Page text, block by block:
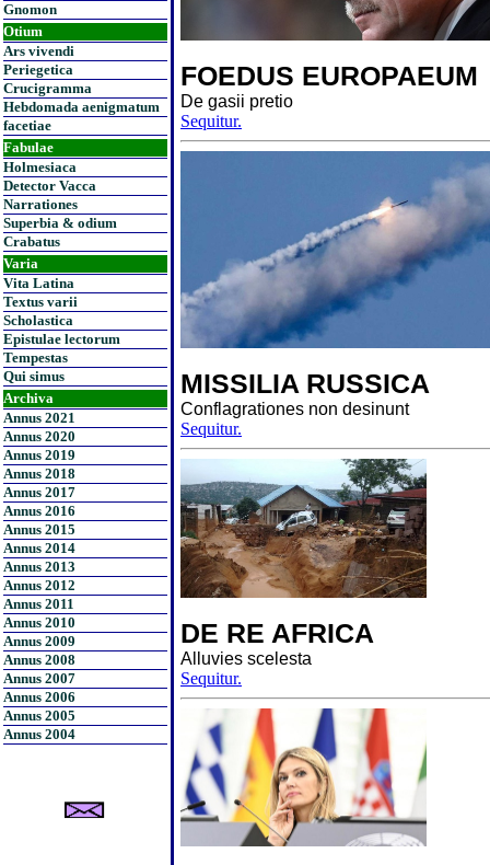
Gnomon
Otium
Ars vivendi
Periegetica
Crucigramma
Hebdomada aenigmatum
facetiae
Fabulae
Holmesiaca
Detector Vacca
Narrationes
Superbia & odium
Crabatus
Varia
Vita Latina
Textus varii
Scholastica
Epistulae lectorum
Tempestas
Qui simus
Archiva
Annus 2021
Annus 2020
Annus 2019
Annus 2018
Annus 2017
Annus 2016
Annus 2015
Annus 2014
Annus 2013
Annus 2012
Annus 2011
Annus 2010
Annus 2009
Annus 2008
Annus 2007
Annus 2006
Annus 2005
Annus 2004
FOEDUS EUROPAEUM
De gasii pretio
Sequitur.
MISSILIA RUSSICA
Conflagrationes non desinunt
Sequitur.
DE RE AFRICA
Alluvies scelesta
Sequitur.